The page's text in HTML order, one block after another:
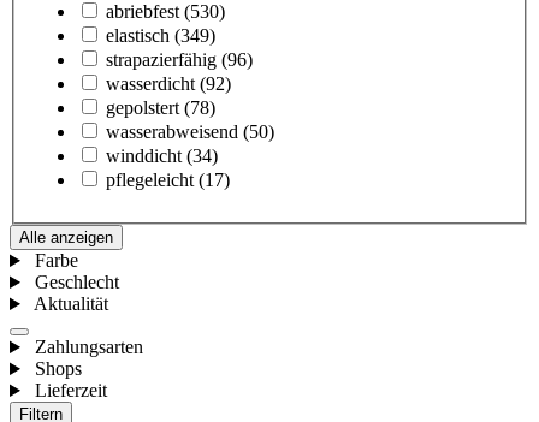
abriebfest (530)
elastisch (349)
strapazierfähig (96)
wasserdicht (92)
gepolstert (78)
wasserabweisend (50)
winddicht (34)
pflegeleicht (17)
Alle anzeigen
Farbe
Geschlecht
Aktualität
Zahlungsarten
Shops
Lieferzeit
Filtern